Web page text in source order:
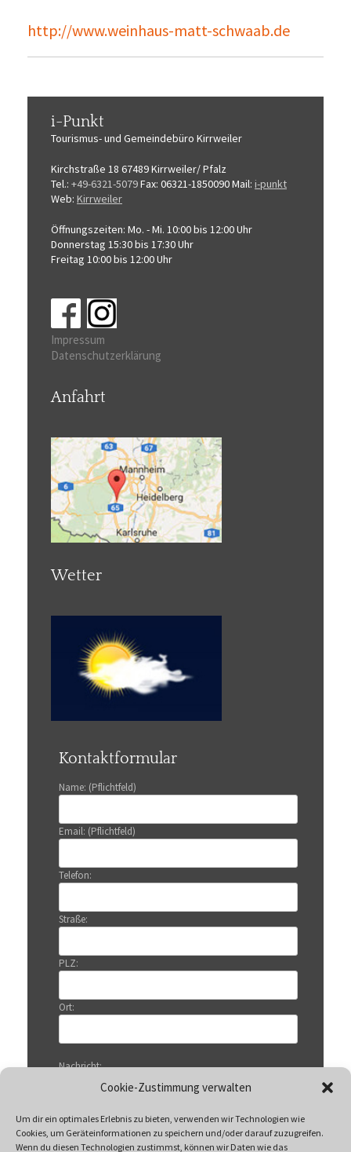
Cookie-Zustimmung verwalten
Um dir ein optimales Erlebnis zu bieten, verwenden wir Technologien wie
Cookies, um Geräteinformationen zu speichern und/oder darauf zuzugreifen.
Wenn du diesen Technologien zustimmst, können wir Daten wie das
http://www.weinhaus-matt-schwaab.de
i-Punkt
Tourismus-und Gemeindebüro Kirrweiler
Kirchstraße 18 67489 Kirrweiler/ Pfalz
Tel.: +49-6321-5079Fax: 06321-1850090Mail: i-punkt
Web: Kirrweiler
Öffnungszeiten: Mo. - Mi. 10:00 bis 12:00 Uhr
Donnerstag 15:30 bis 17:30 Uhr
Freitag 10:00 bis 12:00 Uhr
Impressum
Datenschutzerklärung
Anfahrt
Wetter
Kontaktformular
Name: (Pflichtfeld)
Email: (Pflichtfeld)
Telefon:
Straße:
PLZ:
Ort:
Nachricht: